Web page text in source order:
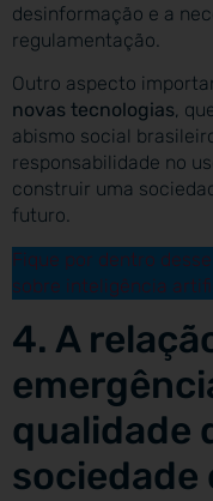
desinformação e a
regulamentação.
Outro aspecto
novas tecnologias,
abismo social
responsabilidade no
construir uma
futuro.
Fique por dentro
sobre inteligência
4. A
qualidade
sociedade